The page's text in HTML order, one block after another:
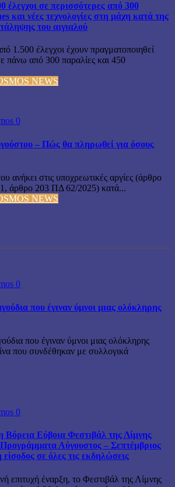
σε περισσότερες από 300
και νέες τεχνολογίες στη μάχη κατά της
του αιγιαλού
1.500 έλεγχοι έχουν πραγματοποιηθεί
πάνω από 300 παραλίες και 450
NEWS
0
– Πώς θα πληρωθεί για όσους
ανήκει στις υποχρεωτικές αργίες (άρθρο
άρθρο 203 ΠΔ 62/2025) κατά...
NEWS
0
που έγιναν ύμνοι μιας ολόκληρης
που έγιναν ύμνοι μιας ολόκληρης
που συνδέθηκαν με συλλογικά
0
Εύβοια Φεστιβάλ της Λίμνης
Αύγουστος – Σεπτέμβριος
σε όλες τις εκδηλώσεις
επιτυχή έναρξη, το Φεστιβάλ της Λίμνης